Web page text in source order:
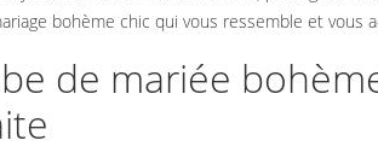
bohème chic qui vous ressemble et vous
de mariée